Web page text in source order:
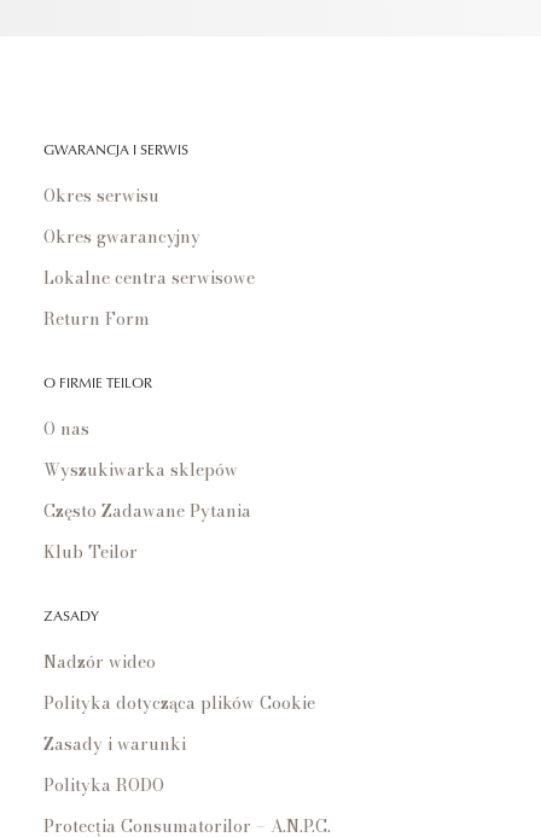
GWARANCJA I SERWIS
Okres serwisu
Okres gwarancyjny
Lokalne centra serwisowe
Return Form
O FIRMIE TEILOR
O nas
Wyszukiwarka sklepów
Często Zadawane Pytania
Klub Teilor
ZASADY
Nadzór wideo
Polityka dotycząca plików Cookie
Zasady i warunki
Polityka RODO
Protecția Consumatorilor – A.N.P.C.